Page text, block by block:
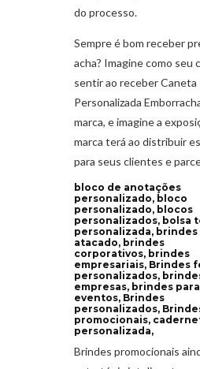
do processo.
Sempre é bom receber
acha? Imagine como seu
sentir ao receber Caneta
Personalizada
marca, e imagine a
marca terá ao distribuir
para seus clientes e
bloco de anotações
personalizado, bloco
personalizado, blocos
personalizados, bolsa
personalizada, brindes
atacado, brindes
corporativos, brindes
empresariais, Brindes
personalizados,
empresas, brindes para
eventos, Brindes
personalizados,
promocionais,
personalizada,
Brindes promocionais